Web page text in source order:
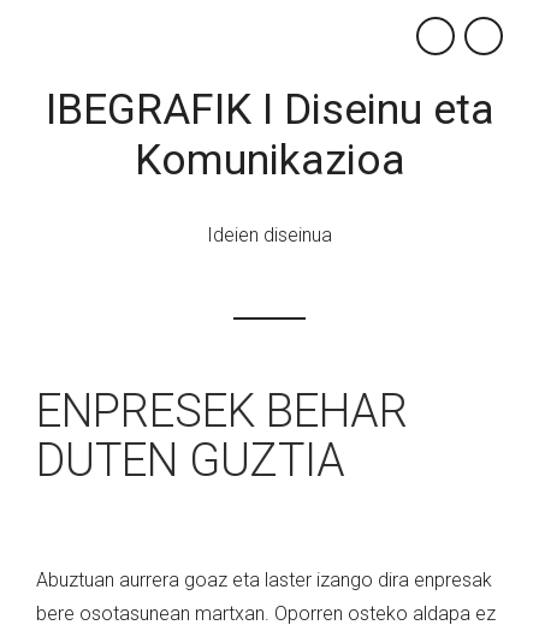
×
IBEGRAFIK I Diseinu eta
Komunikazioa
Ideien diseinua
ENPRESEK BEHAR
DUTEN GUZTIA
Abuztuan aurrera goaz eta laster izango dira enpresak
bere osotasunean martxan. Oporren osteko aldapa ez